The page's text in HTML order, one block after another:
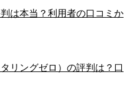
は本当？利用者の口コミか
リングゼロ）の評判は？口